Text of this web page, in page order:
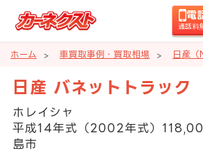
電
通話料
ホーム 車買取事例・買取相場 日産
日産 バネットトラック
ホレイシャ
平成14年式（2002年式）
島市